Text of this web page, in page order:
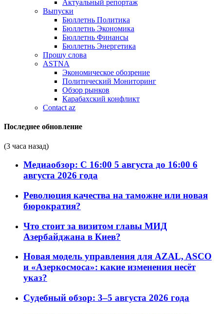
Актуальный репортаж
Выпуски
Бюллетнь Политика
Бюллетнь Экономика
Бюллетнь Финансы
Бюллетнь Энергетика
Прошу слова
ASTNA
Экономическое обозрение
Политический Мониторинг
Обзор рынков
Карабахский конфликт
Contact az
Последнее обновление
(3 часа назад)
Медиаобзор: С 16:00 5 августа до 16:00 6
августа 2026 года
Революция качества на таможне или новая
бюрократия?
Что стоит за визитом главы МИД
Азербайджана в Киев?
Новая модель управления для AZAL, ASCO
и «Азеркосмоса»: какие изменения несёт
указ?
Судебный обзор: 3–5 августа 2026 года